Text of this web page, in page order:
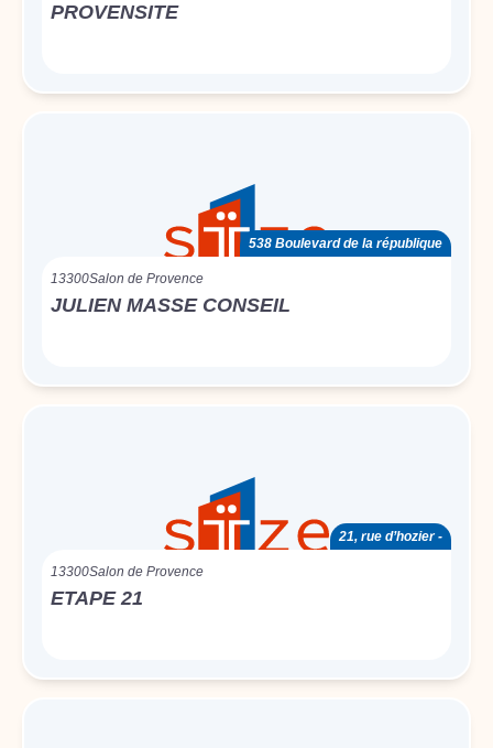
PROVENSITE
538 Boulevard de la république
13300Salon de Provence
JULIEN MASSE CONSEIL
21, rue d’hozier -
13300Salon de Provence
ETAPE 21